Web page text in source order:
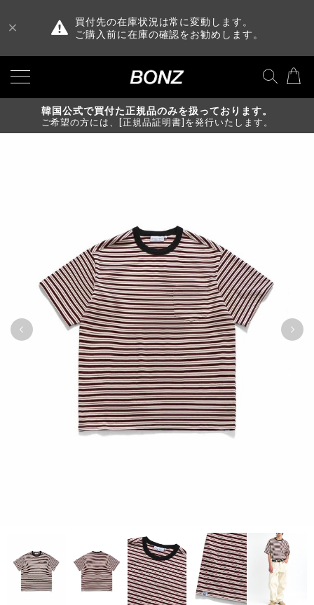
買付先の在庫状況は常に変動します。
ご購入前に在庫の確認をお勧めします。
韓国公式で買付た正規品のみを扱っております。
ご希望の方には、[正規品証明書]を発行いたします。